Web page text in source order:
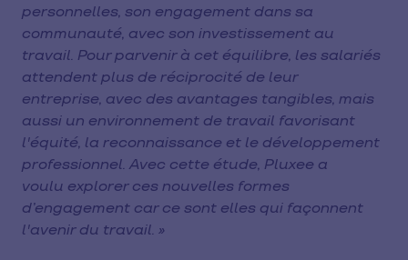
personnelles, son engagement dans sa
communauté, avec son investissement au
travail. Pour parvenir à cet équilibre, les salariés
attendent plus de réciprocité de leur
entreprise, avec des avantages tangibles, mais
aussi un environnement de travail favorisant
l'équité, la reconnaissance et le développement
professionnel. Avec cette étude, Pluxee a
voulu explorer ces nouvelles formes
d’engagement car ce sont elles qui façonnent
l'avenir du travail. »